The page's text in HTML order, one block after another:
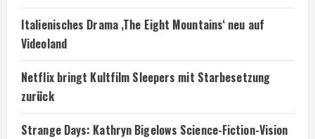
Italienisches Drama ‚The Eight Mountains‘ neu auf
Videoland
Netflix bringt Kultfilm Sleepers mit Starbesetzung
zurück
Strange Days: Kathryn Bigelows Science-Fiction-Vision